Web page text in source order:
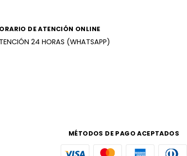
DE ATENCIÓN ONLINE
24 HORAS (WHATSAPP)
MÉTODOS DE PAGO ACEPTADOS